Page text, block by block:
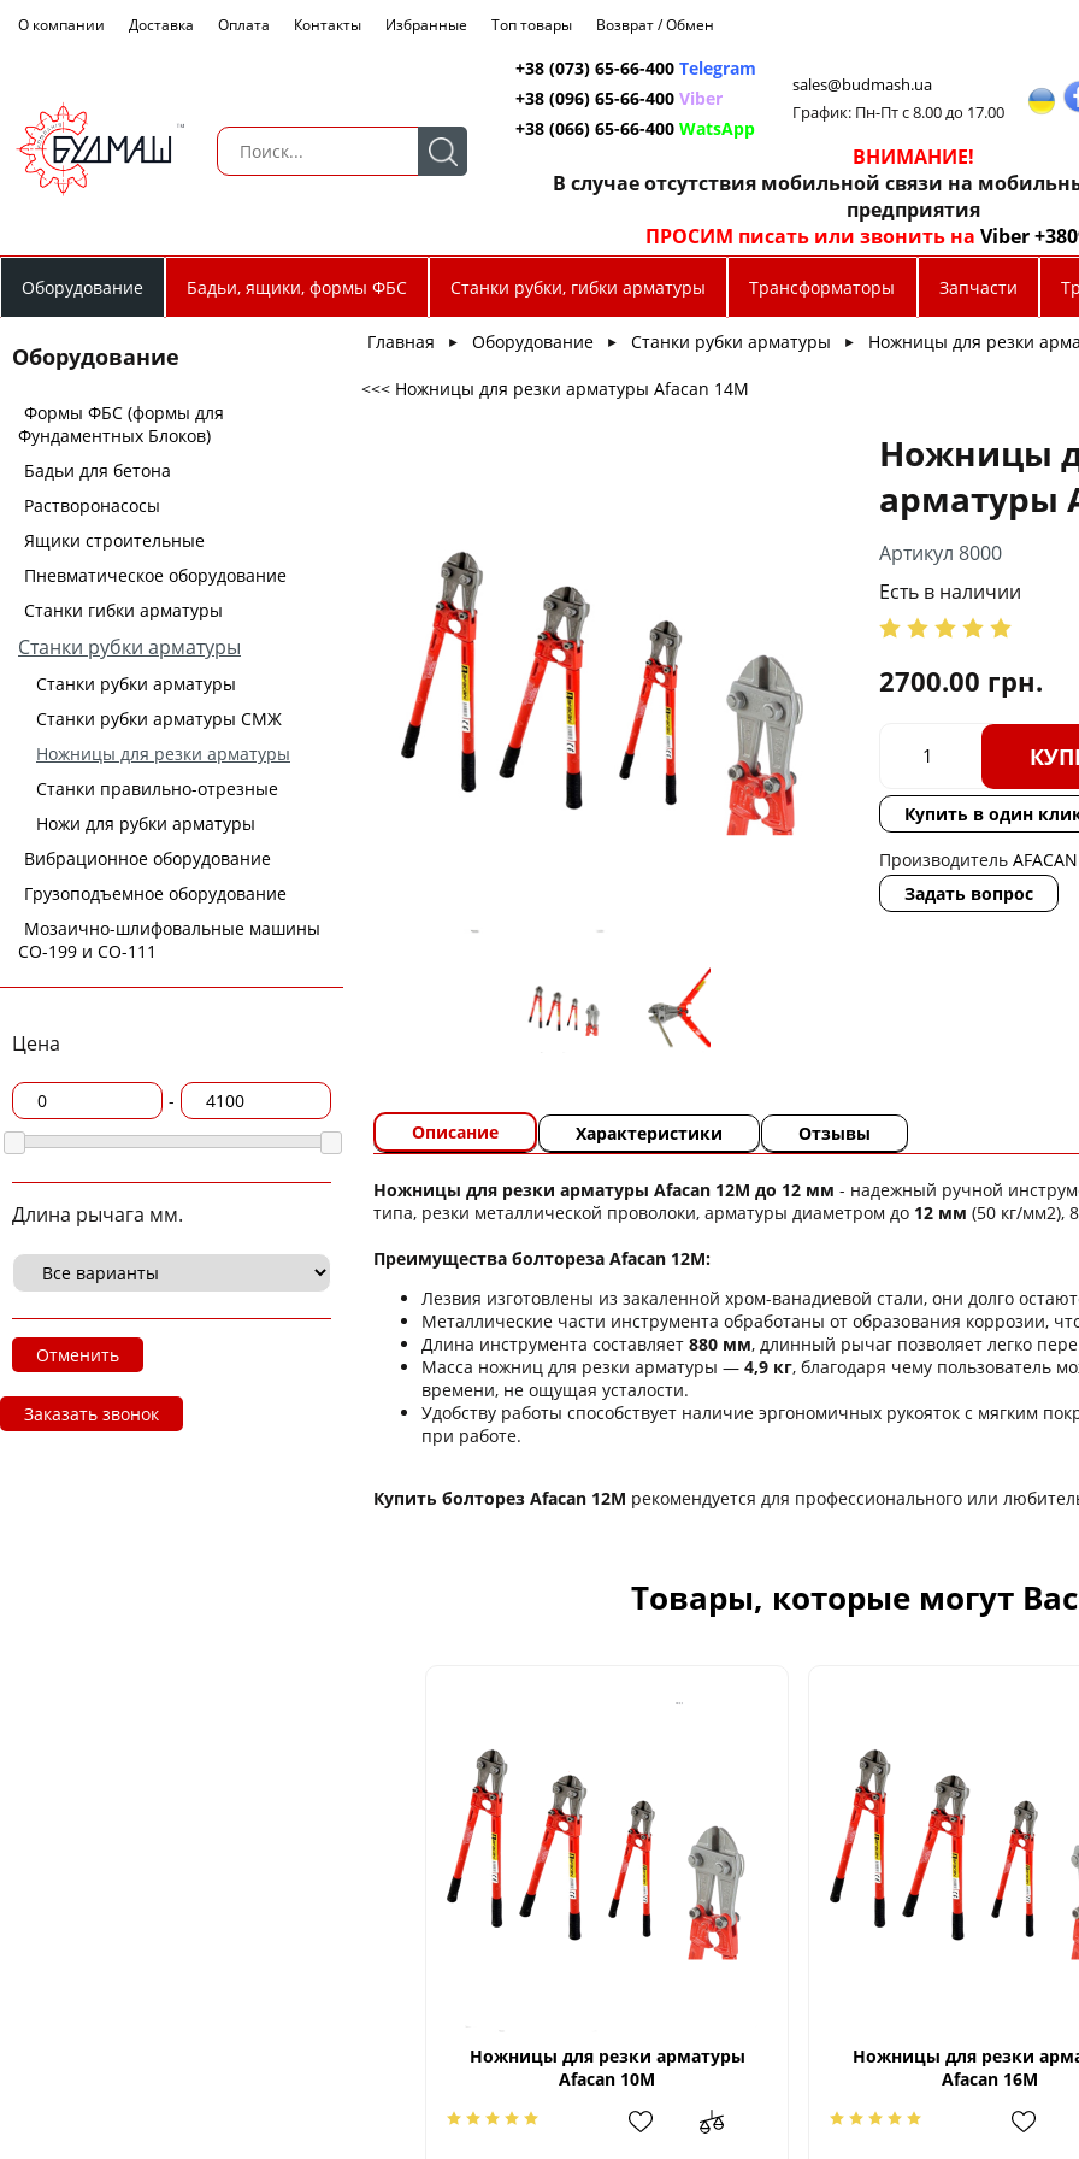
О компании Доставка Оплата Контакты Избранные Топ товары Возврат / Обмен
+38 (073) 65-66-400 Telegram
+38 (096) 65-66-400 Viber
+38 (066) 65-66-400 WatsApp
sales@budmash.ua
График: Пн-Пт с 8.00 до 17.00
ВНИМАНИЕ!
В случае отсутствия мобильной связи на
предприятия
ПРОСИМ писать или звонить наViber
Оборудование Бадьи, ящики, формы ФБС Станки рубки, гибки арматуры Трансформаторы Запчасти
Оборудование
Формы ФБС (формы для
Фундаментных Блоков)
Бадьи для бетона
Растворонасосы
Ящики строительные
Пневматическое оборудование
Станки гибки арматуры
Станки рубки арматуры
Станки рубки арматуры
Станки рубки арматуры СМЖ
Ножницы для резки арматуры
Станки правильно-отрезные
Ножи для рубки арматуры
Вибрационное оборудование
Грузоподъемное оборудование
Мозаично-шлифовальные машины
СО-199 и СО-111
Цена
-
Длина рычага мм.
Отменить
Заказать звонок
Главная ► Оборудование ► Станки рубки арматуры ► Ножницы для резки
<<< Ножницы для резки арматуры Afacan 14M
Ножницы
арматуры
Артикул 8000
Есть в наличии
2700.00 грн.
Купить в один
Производитель AFACAN
Задать вопрос
Описание Характеристики Отзывы
Ножницы для резки арматуры Afacan 12M до 12 мм - надежный ручной
типа, резки металлической проволоки, арматуры диаметром до 12 мм (50 кг/мм2), 8
Преимущества болтореза Afacan 12M:
Лезвия изготовлены из закаленной хром-ванадиевой стали, они долго
Металлические части инструмента обработаны от образования коррозии,
Длина инструмента составляет 880 мм, длинный рычаг позволяет легко
Масса ножниц для резки арматуры — 4,9 кг, благодаря чему пользователь
времени, не ощущая усталости.
Удобству работы способствует наличие эргономичных рукояток с мягким
при работе.
Купить болторез Afacan 12M рекомендуется для профессионального или
Товары, которые могут
Ножницы для резки арматуры
Afacan 10M
Ножницы для резки
Afacan 16M